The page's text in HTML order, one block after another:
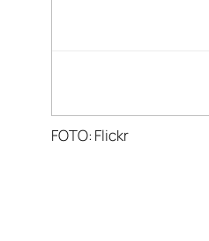
FOTO: Flickr